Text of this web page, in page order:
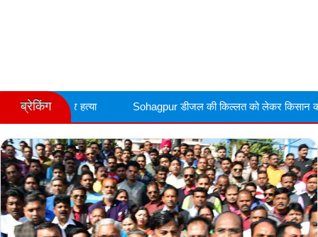
ब्रेकिंगSohagpur डीजल की किल्लत को लेकर किसान कांग्रेस का प्रर्दशन ,